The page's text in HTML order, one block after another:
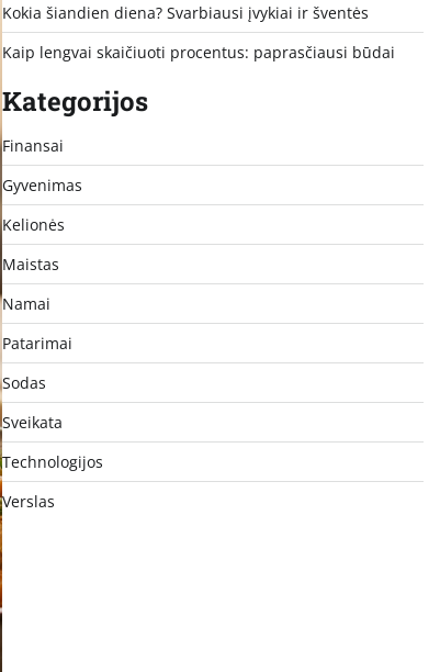
Kokia šiandien diena? Svarbiausi įvykiai ir šventės
Kaip lengvai skaičiuoti procentus: paprasčiausi būdai
Kategorijos
Finansai
Gyvenimas
Kelionės
Maistas
Namai
Patarimai
Sodas
Sveikata
Technologijos
Verslas